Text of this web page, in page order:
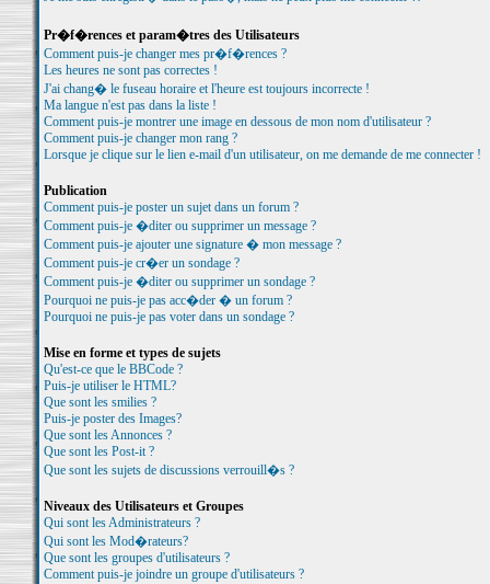
Pr�f�rences et param�tres des Utilisateurs
Comment puis-je changer mes pr�f�rences ?
Les heures ne sont pas correctes !
J'ai chang� le fuseau horaire et l'heure est toujours incorrecte !
Ma langue n'est pas dans la liste !
Comment puis-je montrer une image en dessous de mon nom d'utilisateur ?
Comment puis-je changer mon rang ?
Lorsque je clique sur le lien e-mail d'un utilisateur, on me demande de me connecter !
Publication
Comment puis-je poster un sujet dans un forum ?
Comment puis-je �diter ou supprimer un message ?
Comment puis-je ajouter une signature � mon message ?
Comment puis-je cr�er un sondage ?
Comment puis-je �diter ou supprimer un sondage ?
Pourquoi ne puis-je pas acc�der � un forum ?
Pourquoi ne puis-je pas voter dans un sondage ?
Mise en forme et types de sujets
Qu'est-ce que le BBCode ?
Puis-je utiliser le HTML?
Que sont les smilies ?
Puis-je poster des Images?
Que sont les Annonces ?
Que sont les Post-it ?
Que sont les sujets de discussions verrouill�s ?
Niveaux des Utilisateurs et Groupes
Qui sont les Administrateurs ?
Qui sont les Mod�rateurs?
Que sont les groupes d'utilisateurs ?
Comment puis-je joindre un groupe d'utilisateurs ?